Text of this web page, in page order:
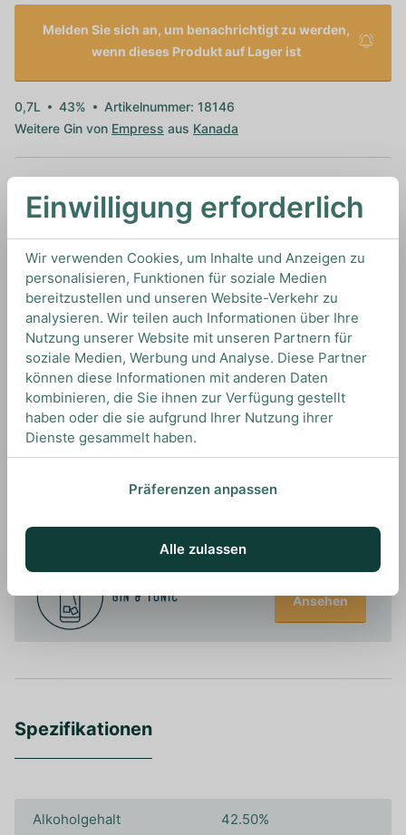
Melden Sie sich an, um benachrichtigt zu werden,
wenn dieses Produkt auf Lager ist
0,7L 43%
Artikelnummer: 18146
Weitere Gin von Empress aus Kanada
TIPS & TRICKS
HOW TO DRINK
Wir empfehlen diesen Gin mit einem klassischen
Indian Tonic Water, damit sein schönes Farbspiel
sich optimal entfalten kann.
DRINKS MIT EMPRESS? UNSERE
EMPFEHLUNGEN
Ansehen
Spezifikationen
Alkoholgehalt 42.50%
Einwilligung erforderlich
Wir verwenden Cookies, um Inhalte und Anzeigen zu
personalisieren, Funktionen für soziale Medien
bereitzustellen und unseren Website-Verkehr zu
analysieren. Wir teilen auch Informationen über Ihre
Nutzung unserer Website mit unseren Partnern für
soziale Medien, Werbung und Analyse. Diese Partner
können diese Informationen mit anderen Daten
kombinieren, die Sie ihnen zur Verfügung gestellt
haben oder die sie aufgrund Ihrer Nutzung ihrer
Dienste gesammelt haben.
Präferenzen anpassen
Alle zulassen